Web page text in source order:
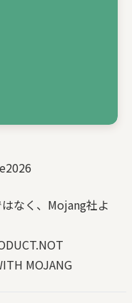
なく、Mojang社よ
MOJANG